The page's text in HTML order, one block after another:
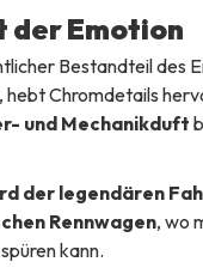
der Emotion
Bestandteil des
Chromdetails
und Mechanikduft
der legendären
Rennwagen, wo
kann.